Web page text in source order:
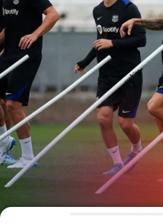
バルサアカデミー
plusicon
label.aria.plus
10年毎
会長
レジェンド
plusicon
label.aria.plus
プレスパス
女子サッカー
plusicon
label.aria.plus
スケジュール
チケット
結果
バルサAtlètic
plusicon
label.aria.plus
スケジュール
チケット
PLUSICON
LABEL.ARIA.PLUS
トップチーム
plusicon
label.aria.plus
スケジュール
チケット
PLUSICON
LABEL.ARIA.PLUS
トップチーム